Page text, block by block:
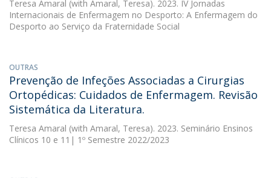
Teresa Amaral (with Amaral, Teresa). 2023. IV Jornadas
Internacionais de Enfermagem no Desporto: A Enfermagem do
Desporto ao Serviço da Fraternidade Social
OUTRAS
Prevenção de Infeções Associadas a Cirurgias
Ortopédicas: Cuidados de Enfermagem. Revisão
Sistemática da Literatura.
Teresa Amaral (with Amaral, Teresa). 2023. Seminário Ensinos
Clínicos 10 e 11| 1º Semestre 2022/2023